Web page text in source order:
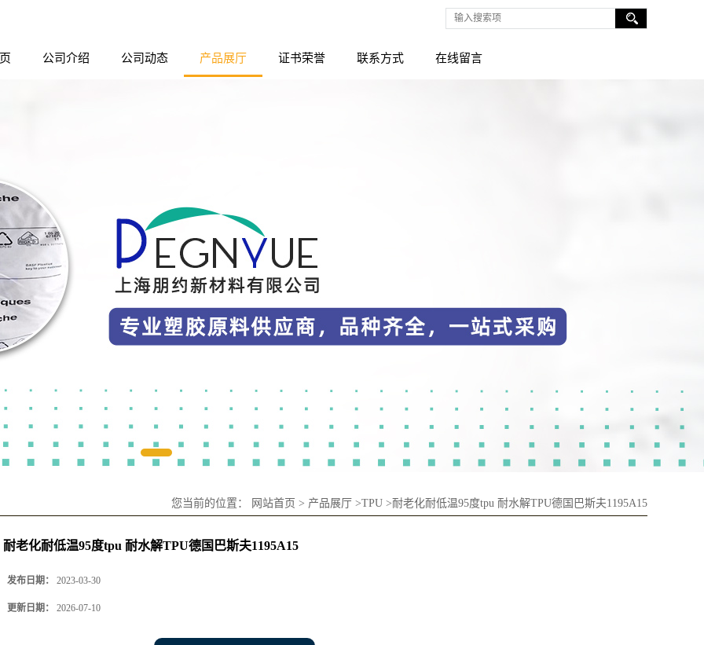
公司介绍 公司动态 产品展厅 证书荣誉 联系方式 在线留言
您当前的位置： 网站首页 > 产品展厅 >TPU >耐老化耐低温95度tpu 耐水解TPU德国巴斯夫1195A15
耐老化耐低温95度tpu 耐水解TPU德国巴斯夫1195A15
发布日期： 2023-03-30
更新日期： 2026-07-10